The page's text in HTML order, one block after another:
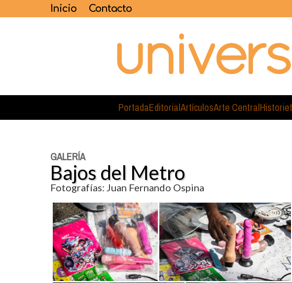
Inicio Contacto
PortadaEditorialArtículosArte Central
GALERÍA
Bajos del Metro
Fotografías: Juan Fernando Ospina